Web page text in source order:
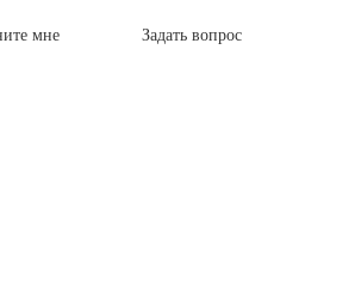
мне Задать вопрос